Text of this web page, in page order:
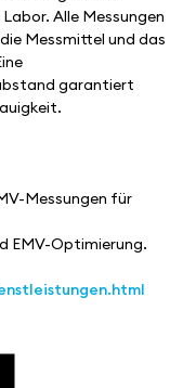
Alle Messungen
Messmittel und das
garantiert
Messungen für
EMV-Optimierung.